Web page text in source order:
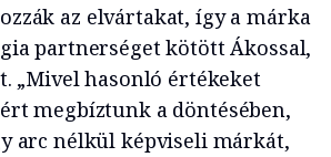
az elvártakat, így a márka
partnerséget kötött Ákossal,
„Mivel hasonló értékeket
megbíztunk a döntésében,
arc nélkül képviseli márkát,